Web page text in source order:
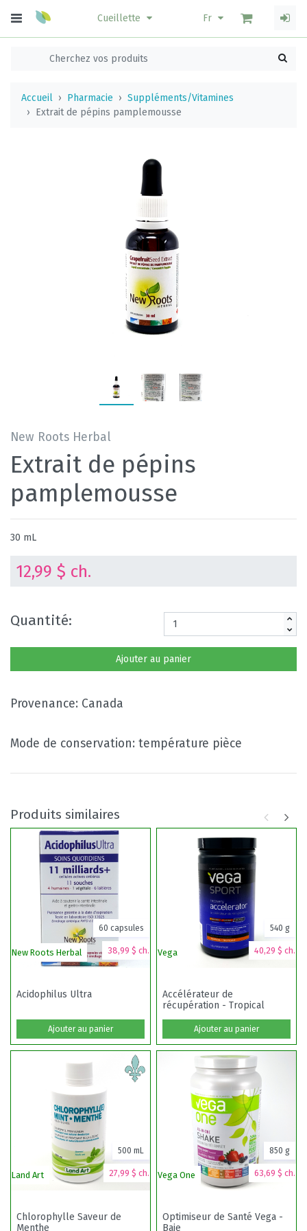
Cueillette Fr
Accueil Pharmacie
Suppléments/Vitamines
Extrait de pépins pamplemousse
New Roots Herbal
Extrait de pépins
pamplemousse
30 mL
12,99 $ ch.
Quantité:
Ajouter au panier
Provenance: Canada
Mode de conservation: température pièce
Produits similaires
New Roots Herbal 38,99 $ ch.
60 capsules
Acidophilus Ultra
Ajouter au panier
Vega 40,29 $ ch.
540 g
Accélérateur de
récupération - Tropical
Ajouter au panier
Land Art 27,99 $ ch.
500 mL
Chlorophylle Saveur de
Menthe
Vega One 63,69 $ ch.
850 g
Optimiseur de Santé Vega -
Baie